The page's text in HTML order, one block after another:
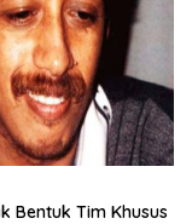
Bentuk Tim Khusus